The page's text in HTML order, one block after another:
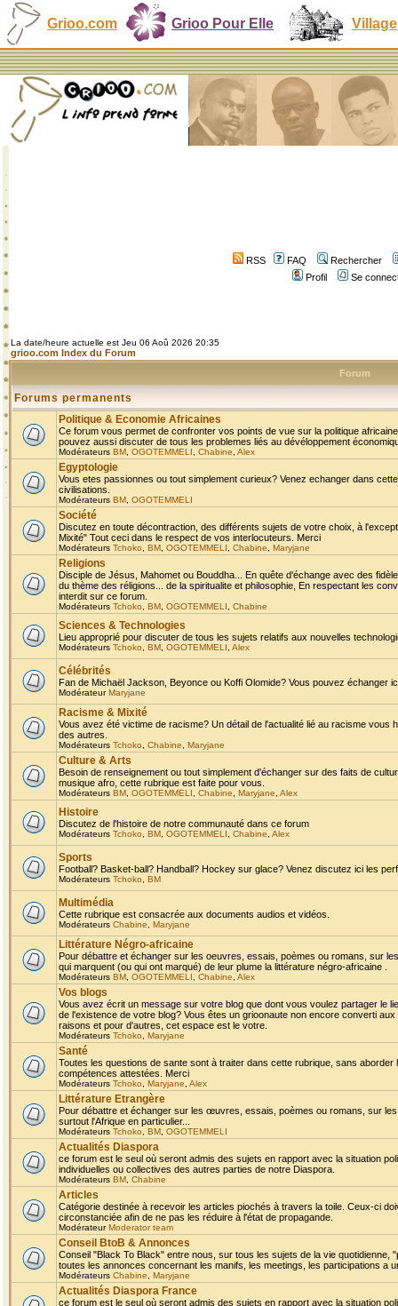
Grioo.com Grioo Pour Elle Village
RSS FAQ
Rechercher
Profil
Se
La date/heure actuelle est Jeu 06 Aoû 2026 20:35
grioo.com Index du Forum
Forum
Forums permanents
Politique & Economie Africaines
Ce forum vous permet de confronter vos points de vue sur la politique
pouvez aussi discuter de tous les problemes liés au dévéloppement
Modérateurs BM OGOTEMMELI Chabine Alex
Egyptologie
Vous etes passionnes ou tout simplement curieux? Venez echanger dans
civilisations.
Modérateurs BM OGOTEMMELI
Société
Discutez en toute décontraction, des différents sujets de votre choix, à
Mixité" Tout ceci dans le respect de vos interlocuteurs. Merci
Modérateurs Tchoko BM OGOTEMMELI Chabine Maryjane
Religions
Disciple de Jésus, Mahomet ou Bouddha... En quête d'échange avec des
du thème des réligions... de la spiritualite et philosophie, En respectant les
interdit sur ce forum.
Modérateurs Tchoko BM OGOTEMMELI Chabine
Sciences & Technologies
Lieu approprié pour discuter de tous les sujets relatifs aux nouvelles
Modérateurs Tchoko BM OGOTEMMELI Alex
Célébrités
Fan de Michaël Jackson, Beyonce ou Koffi Olomide? Vous pouvez échanger
ModérateurMaryjane
Racisme & Mixité
Vous avez été victime de racisme? Un détail de l'actualité lié au racisme
des autres.
Modérateurs Tchoko Chabine Maryjane
Culture & Arts
Besoin de renseignement ou tout simplement d'échanger sur des faits de
musique afro, cette rubrique est faite pour vous.
Modérateurs BM OGOTEMMELI Chabine Maryjane Alex
Histoire
Discutez de l'histoire de notre communauté dans ce forum
Modérateurs Tchoko BM OGOTEMMELI Chabine Alex
Sports
Football? Basket-ball? Handball? Hockey sur glace? Venez discutez ici les
Modérateurs Tchoko BM
Multimédia
Cette rubrique est consacrée aux documents audios et vidéos.
Modérateurs Chabine Maryjane
Littérature Négro-africaine
Pour débattre et échanger sur les oeuvres, essais, poèmes ou romans, sur
qui marquent (ou qui ont marqué) de leur plume la littérature négro-africaine .
Modérateurs BM OGOTEMMELI Chabine Alex
Vos blogs
Vous avez écrit un message sur votre blog que dont vous voulez partager le
de l'existence de votre blog? Vous êtes un grioonaute non encore converti
raisons et pour d'autres, cet espace est le votre.
Modérateurs Tchoko Maryjane
Santé
Toutes les questions de sante sont à traiter dans cette rubrique, sans
compétences attestées. Merci
Modérateurs Tchoko Maryjane Alex
Littérature Etrangère
Pour débattre et échanger sur les œuvres, essais, poèmes ou romans, sur
surtout l'Afrique en particulier...
Modérateurs Tchoko BM OGOTEMMELI
Actualités Diaspora
ce forum est le seul où seront admis des sujets en rapport avec la situation
individuelles ou collectives des autres parties de notre Diaspora.
Modérateurs BM Chabine
Articles
Catégorie destinée à recevoir les articles piochés à travers la toile. Ceux-ci
circonstanciée afin de ne pas les réduire à l'état de propagande.
ModérateurModerator team
Conseil BtoB & Annonces
Conseil "Black To Black" entre nous, sur tous les sujets de la vie
toutes les annonces concernant les manifs, les meetings, les participations a
Modérateurs Chabine Maryjane
Actualités Diaspora France
ce forum est le seul où seront admis des sujets en rapport avec la situation